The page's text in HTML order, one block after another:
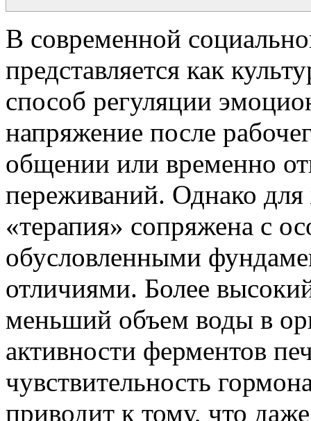
В современной
представляется как
способ регуляции
напряжение после
общении или временно
переживаний. Однако для
«терапия» сопряжена с
обусловленными
отличиями. Более
меньший объем воды в
активности ферментов
чувствительность
приводит к тому, что